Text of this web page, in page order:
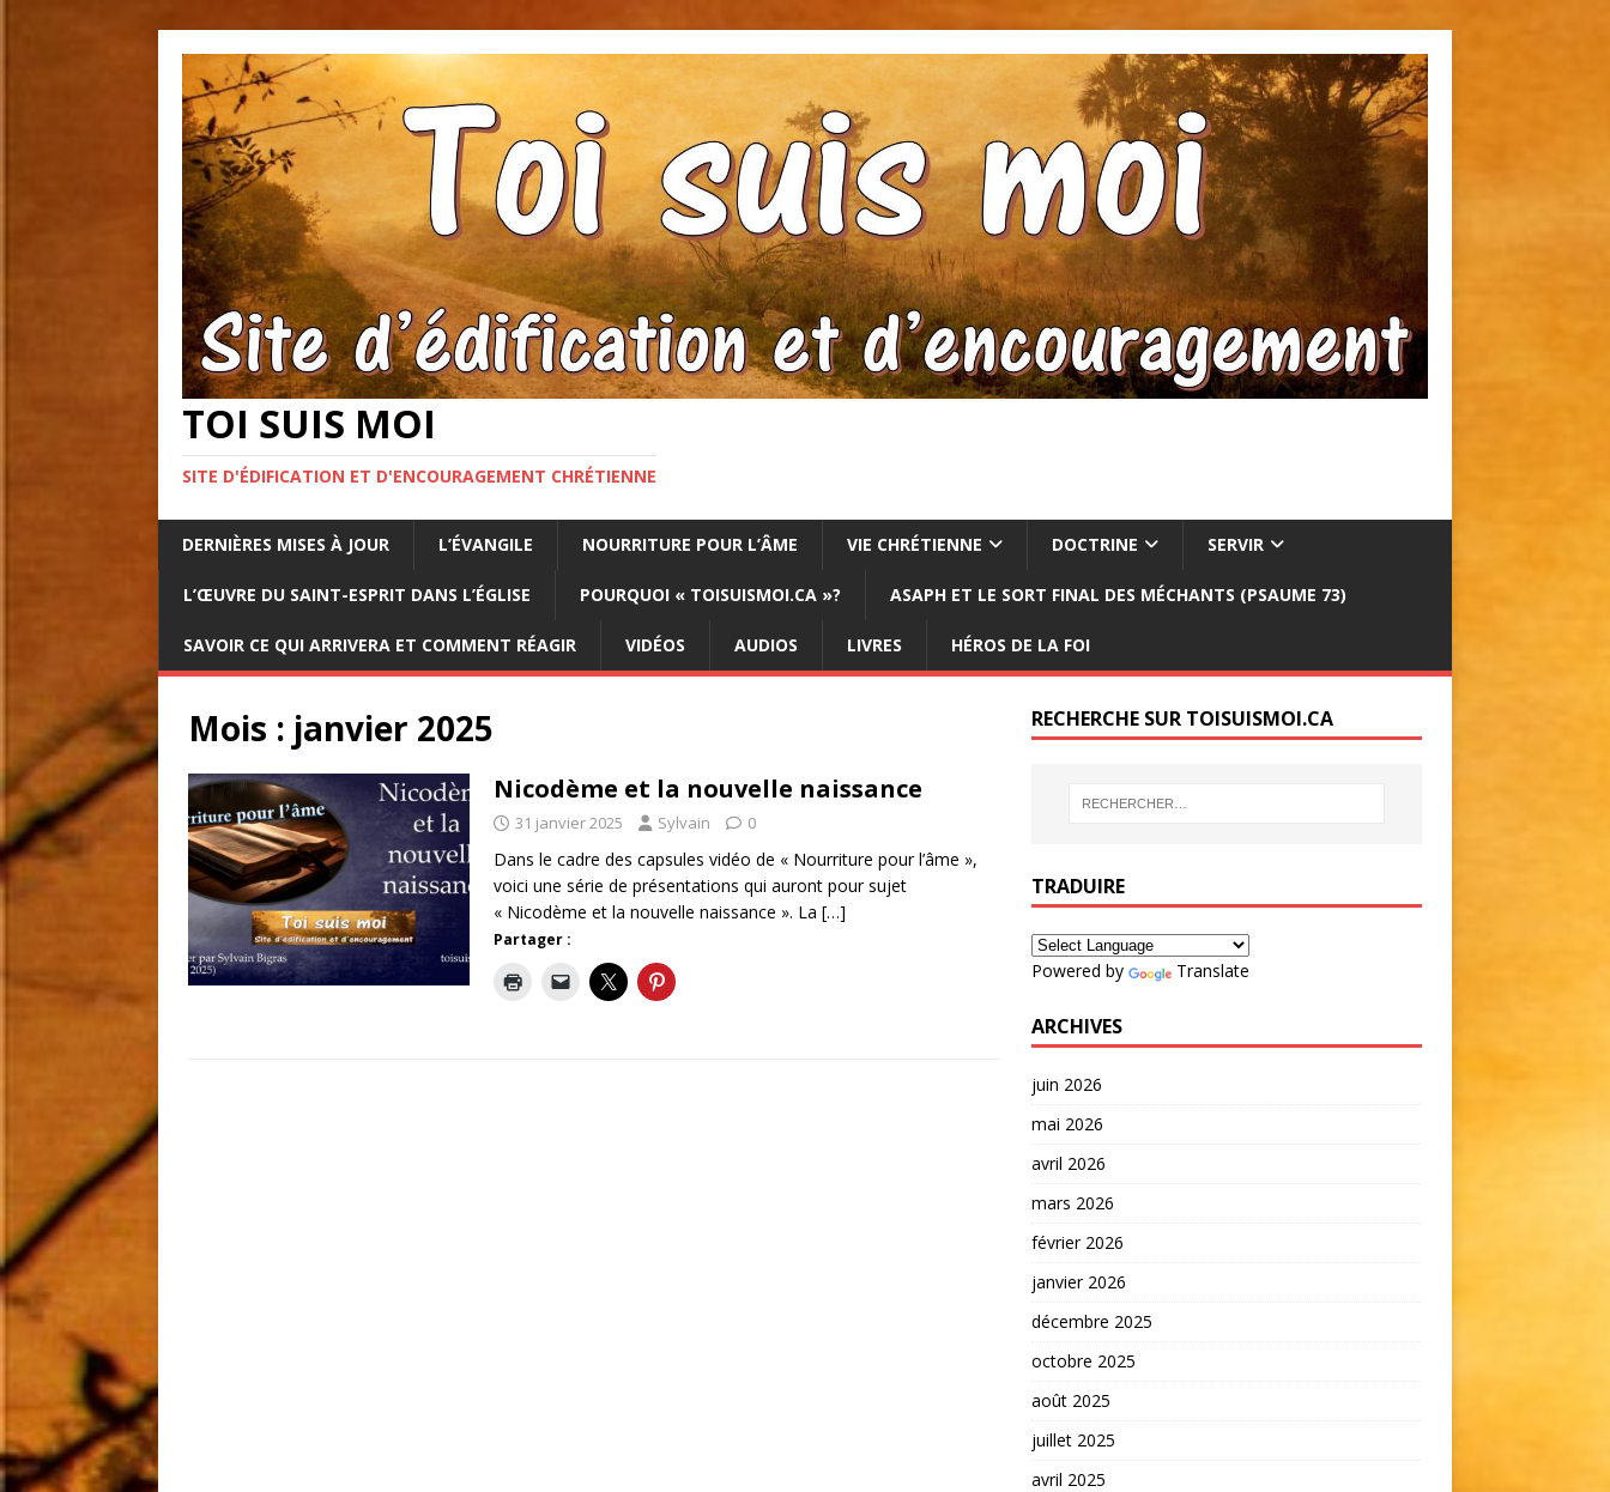
TOI SUIS MOI
SITE D'ÉDIFICATION ET D'ENCOURAGEMENT CHRÉTIENNE
DERNIÈRES MISES À JOUR L’ÉVANGILE NOURRITURE POUR L’ÂME VIE CHRÉTIENNE DOCTRINE SERVIR
L’ŒUVRE DU SAINT-ESPRIT DANS L’ÉGLISE POURQUOI « TOISUISMOI.CA »? ASAPH ET LE SORT FINAL DES MÉCHANTS (PSAUME 73)
SAVOIR CE QUI ARRIVERA ET COMMENT RÉAGIR VIDÉOS AUDIOS LIVRES HÉROS DE LA FOI
Mois : janvier 2025
Nicodème et la nouvelle naissance
31 janvier 2025 Sylvain 0
Dans le cadre des capsules vidéo de « Nourriture pour l’âme »,
voici une série de présentations qui auront pour sujet
« Nicodème et la nouvelle naissance ». La […]
Partager :
RECHERCHE SUR TOISUISMOI.CA
TRADUIRE
Powered by Translate
ARCHIVES
juin 2026
mai 2026
avril 2026
mars 2026
février 2026
janvier 2026
décembre 2025
octobre 2025
août 2025
juillet 2025
avril 2025